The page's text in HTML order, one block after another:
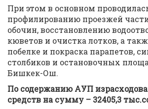
При этом в основном
профилированию проезжей
обочин, восстановлению
кюветов и очистка лотков, а
побелке и покраска парапетов,
столбиков и остановочных
Бишкек-Ош.
По содержанию АУП
средств на сумму – 32405,3